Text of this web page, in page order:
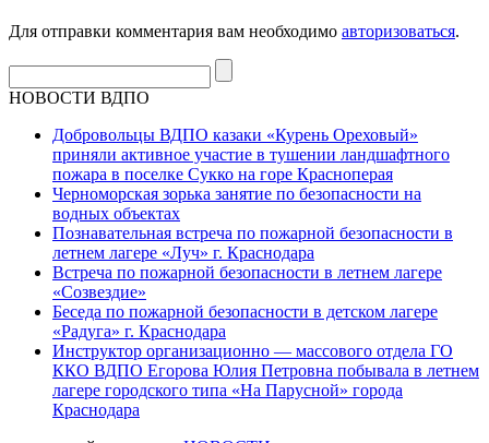
Для отправки комментария вам необходимо авторизоваться.
НОВОСТИ ВДПО
Добровольцы ВДПО казаки «Курень Ореховый»
приняли активное участие в тушении ландшафтного
пожара в поселке Сукко на горе Красноперая
Черноморская зорька занятие по безопасности на
водных объектах
Познавательная встреча по пожарной безопасности в
летнем лагере «Луч» г. Краснодара
Встреча по пожарной безопасности в летнем лагере
«Созвездие»
Беседа по пожарной безопасности в детском лагере
«Радуга» г. Краснодара
Инструктор организационно — массового отдела ГО
ККО ВДПО Егорова Юлия Петровна побывала в летнем
лагере городского типа «На Парусной» города
Краснодара